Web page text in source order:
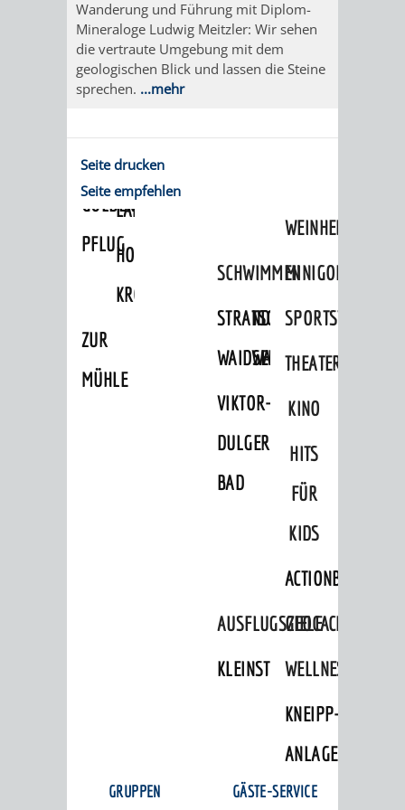
HOTELFUCHS
´SCHE
HOTEL
GOLDENER
PFLUG
MARKTPLATZHOTEL
LAMMERSHOF
HOTEL
KRONE
ZUR
MÜHLE
VERANSTALTUNGEN
HEIMATTAGE
WANDERN
WEINHEIMER
WEINHEIM
SCHWIMMEN
STRANDBAD
WAIDSEE
TSG
WALDSCHWIMMBAD
VIKTOR-
DULGER-
BAD
MINIGOLF
SPORTSTÄTTEN
THEATER
KINO
HITS
FÜR
KIDS
ACTIONBOUND
AUSFLUGSZIELE
KLEINSTADTPERLEN
GEOCACHING
WELLNESS
KNEIPP-
ANLAGE
GRUPPEN GÄSTE-SERVICE
Wanderung und Führung mit Diplom-
Mineraloge Ludwig Meitzler: Wir sehen
die vertraute Umgebung mit dem
geologischen Blick und lassen die Steine
sprechen. ...mehr
Seite drucken
Seite empfehlen